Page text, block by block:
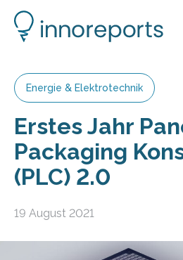
Energie & Elektrotechnik
Erstes Jahr
Packaging
(PLC) 2.0
19 August 2021